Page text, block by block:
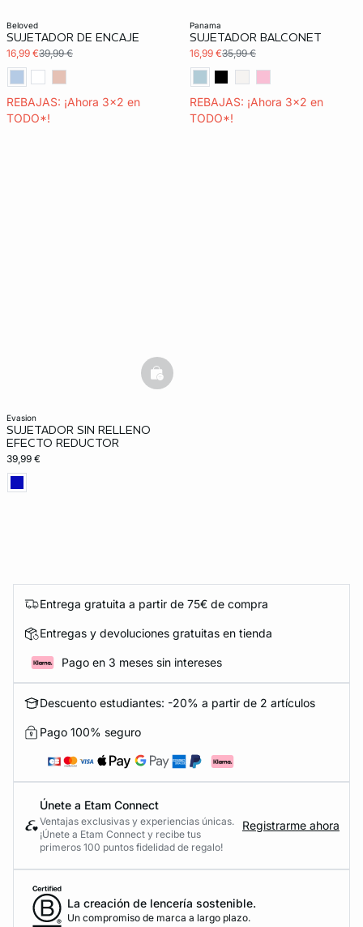
beloved
SUJETADOR DE ENCAJE
16,99 €39,99 €
REBAJAS: ¡Ahora 3x2 en
TODO*!
panama
SUJETADOR BALCONET
16,99 €35,99 €
REBAJAS: ¡Ahora 3x2 en
TODO*!
evasion
SUJETADOR SIN RELLENO
EFECTO REDUCTOR
39,99 €
basketfull
Entrega gratuita a partir de 75€ de compra
Entregas y devoluciones gratuitas en tienda
Pago en 3 meses sin intereses
Descuento estudiantes: -20% a partir de 2 artículos
Pago 100% seguro
Únete a Etam Connect
Ventajas exclusivas y experiencias únicas.
¡Únete a Etam Connect y recibe tus
primeros 100 puntos fidelidad de regalo!
Registrarme ahora
La creación de lencería sostenible.
Un compromiso de marca a largo plazo.